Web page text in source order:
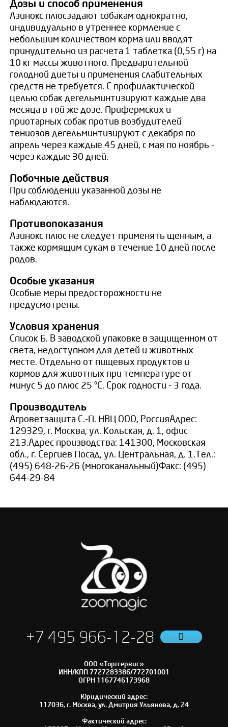
Дозы и способ применения
Азинокс плюсзадают собакам однократно,
индивидуально в утреннее кормление с
небольшим количеством корма или вводят
принудительно из расчета 1 таблетка (0,55 г) на
10 кг массы животного. Предварительной
голодной диеты и применения слабительных
средств не требуется. С профилактической
целью собак дегельминтизируют каждые два
месяца в той же дозе. Прифермских и
приотарных собак против возбудителей
тениозов дегельминтизируют с декабря по
апрель через каждые 45 дней, с мая по ноябрь -
через каждые 30 дней.
Побочные действия
При соблюдении указанной дозы не
наблюдаются.
Противопоказания
Азинокс плюс не следует применять щенным, а
также кормящим сукам в течение 10 дней после
родов.
Особые указания
Особые меры предосторожности не
предусмотрены.
Условия хранения
Список Б. В заводской упаковке в защищенном от
света, недоступном для детей и животных
месте. Отдельно от пищевых продуктов и
кормов для животных при температуре от
минус 5 до плюс 25 °С. Срок годности - 3 года.
Производитель
Агроветзащита С.-П. НВЦ ООО, РоссияАдрес:
129329, г. Мocквa, ул. Кoльcкaя, д. 1, oфиc
213.Адрес производства: 141300, Московская
обл., г. Сергиев Посад, ул. Центральная, д. 1.Тeл.:
(495) 648-26-26 (многоканальный)Фaкc: (495)
644-29-84
+7 495 966-12-28
ООО «Торгсервис»
ИНН/КПП 7727283386/772701001
ОГРН 1167746173968
Юридический адрес:
117036, г. Москва, ул. Дмитрия Ульянова, д. 24
Фактический адрес: